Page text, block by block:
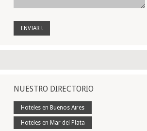
NUESTRO DIRECTORIO
Hoteles en Buenos Aires
Hoteles en Mar del Plata